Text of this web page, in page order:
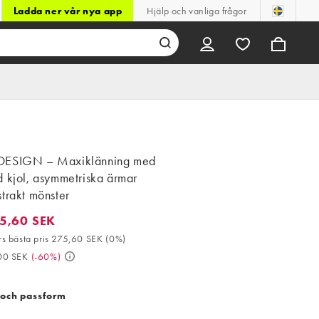
Ladda ner vår nya app Hjälp och vanliga frågor
– Maxiklänning med
kjol, asymmetriska ärmar
mönster
SEK. 30-dagars bästa pris 275,60 SEK (0%). Då 689,00 SEK.
SEK
bästa pris 275,60 SEK (0%)
SEK (-60%)
passform